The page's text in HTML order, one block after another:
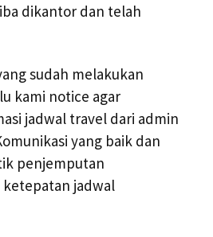
dikantor dan telah
sudah melakukan
kami notice agar
jadwal travel dari admin
yang baik dan
penjemputan
jadwal